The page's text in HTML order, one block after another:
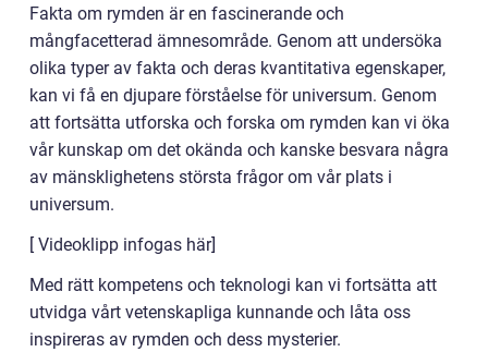
Fakta om rymden är en fascinerande och
mångfacetterad ämnesområde. Genom att undersöka
olika typer av fakta och deras kvantitativa egenskaper,
kan vi få en djupare förståelse för universum. Genom
att fortsätta utforska och forska om rymden kan vi öka
vår kunskap om det okända och kanske besvara några
av mänsklighetens största frågor om vår plats i
universum.
[ Videoklipp infogas här]
Med rätt kompetens och teknologi kan vi fortsätta att
utvidga vårt vetenskapliga kunnande och låta oss
inspireras av rymden och dess mysterier.